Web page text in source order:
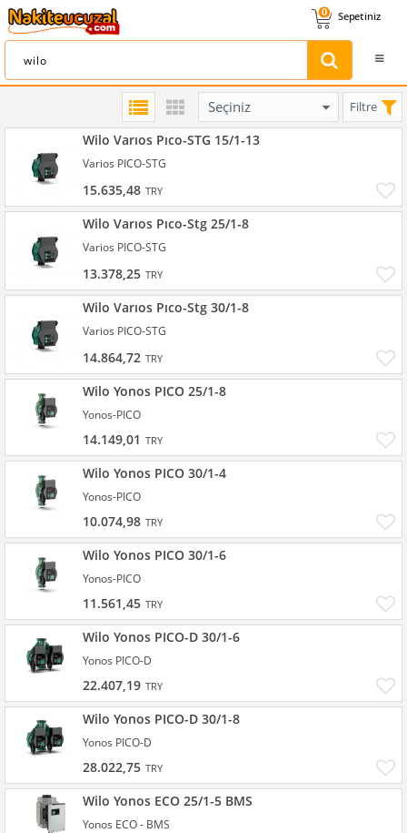
0 Sepetiniz
Filtre
Wilo Varıos Pıco-STG 15/1-13
Varios PICO-STG
15.635,48 TRY
Wilo Varıos Pıco-Stg 25/1-8
Varios PICO-STG
13.378,25 TRY
Wilo Varıos Pıco-Stg 30/1-8
Varios PICO-STG
14.864,72 TRY
Wilo Yonos PICO 25/1-8
Yonos-PICO
14.149,01 TRY
Wilo Yonos PICO 30/1-4
Yonos-PICO
10.074,98 TRY
Wilo Yonos PICO 30/1-6
Yonos-PICO
11.561,45 TRY
Wilo Yonos PICO-D 30/1-6
Yonos PICO-D
22.407,19 TRY
Wilo Yonos PICO-D 30/1-8
Yonos PICO-D
28.022,75 TRY
Wilo Yonos ECO 25/1-5 BMS
Yonos ECO - BMS